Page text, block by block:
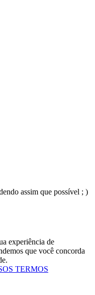
assim que possível ; )
experiência de
que você concorda
TERMOS